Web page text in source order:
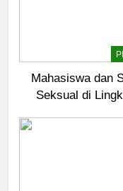
Mahasiswa dan
Seksual di